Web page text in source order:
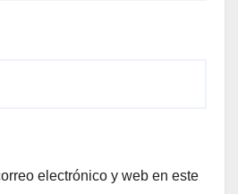
electrónico y web en este